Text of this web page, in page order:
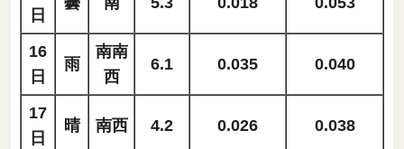
日
16
日
雨
南南
西
6.1 0.035 0.040
17
日
晴 南西 4.2 0.026 0.038